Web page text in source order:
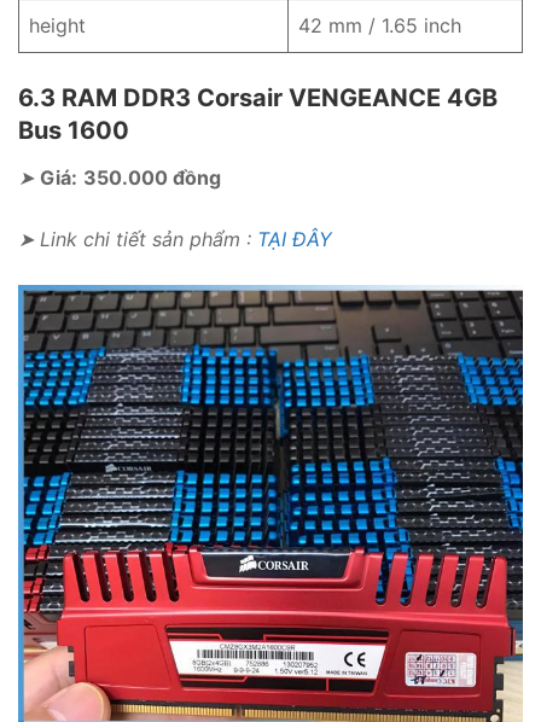
height 42 mm / 1.65 inch
6.3 RAM DDR3 Corsair VENGEANCE 4GB
Bus 1600
➤ Giá: 350.000 đồng
➤ Link chi tiết sản phẩm : TẠI ĐÂY